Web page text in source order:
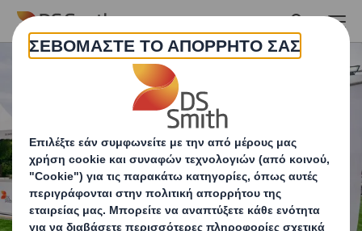
Skip to main content